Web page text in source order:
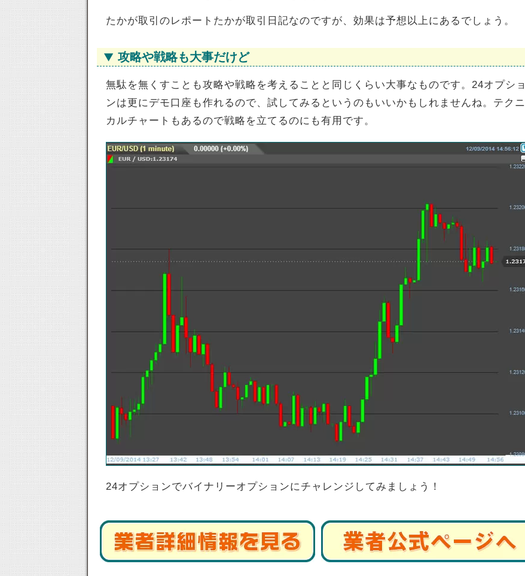
たかが取引のレポートたかが取引日記なのですが、効果は予想以上にあるでしょう。
攻略や戦略も大事だけど
無駄を無くすことも攻略や戦略を考えることと同じくらい大事なものです。24オプショ
ンは更にデモ口座も作れるので、試してみるというのもいいかもしれませんね。テクニ
カルチャートもあるので戦略を立てるのにも有用です。
24オプションでバイナリーオプションにチャレンジしてみましょう！